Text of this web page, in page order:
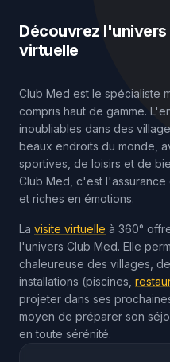
Découvrez
virtuelle
Club Med est le spécialiste
compris haut de gamme.
inoubliables dans des
beaux endroits du monde,
sportives, de loisirs et de
Club Med, c'est l'assurance
et riches en émotions.
La visite virtuelle à 360°
l'univers Club Med. Elle
chaleureuse des villages,
installations (piscines,
projeter dans ses
moyen de préparer son
en toute sérénité.